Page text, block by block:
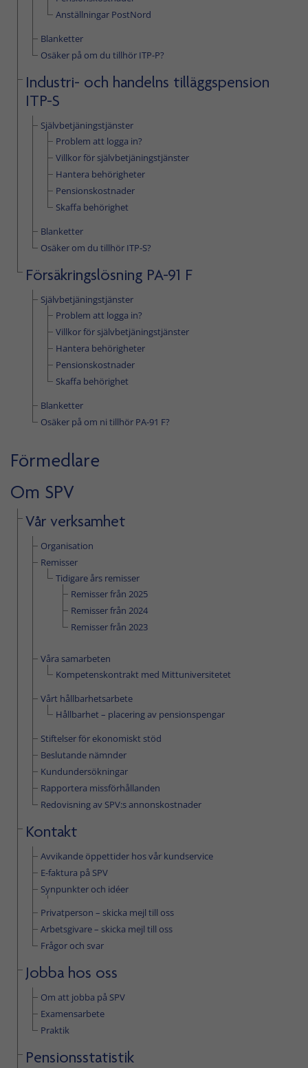
Anställningar PostNord
Blanketter
Osäker på om du tillhör ITP-P?
Industri- och handelns tilläggspension
ITP-S
Självbetjäningstjänster
Problem att logga in?
Villkor för självbetjäningstjänster
Hantera behörigheter
Pensionskostnader
Skaffa behörighet
Blanketter
Osäker om du tillhör ITP-S?
Försäkringslösning PA-91 F
Självbetjäningstjänster
Problem att logga in?
Villkor för självbetjäningstjänster
Hantera behörigheter
Pensionskostnader
Skaffa behörighet
Blanketter
Osäker på om ni tillhör PA-91 F?
Förmedlare
Om SPV
Vår verksamhet
Organisation
Remisser
Tidigare års remisser
Remisser från 2025
Remisser från 2024
Remisser från 2023
Våra samarbeten
Kompetenskontrakt med Mittuniversitetet
Vårt hållbarhetsarbete
Hållbarhet – placering av pensionspengar
Stiftelser för ekonomiskt stöd
Beslutande nämnder
Kundundersökningar
Rapportera missförhållanden
Redovisning av SPV:s annonskostnader
Kontakt
Avvikande öppettider hos vår kundservice
E-faktura på SPV
Synpunkter och idéer
Privatperson – skicka mejl till oss
Arbetsgivare – skicka mejl till oss
Frågor och svar
Jobba hos oss
Om att jobba på SPV
Examensarbete
Praktik
Pensionsstatistik